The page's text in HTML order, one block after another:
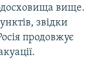
вище.
звідки
продовжує